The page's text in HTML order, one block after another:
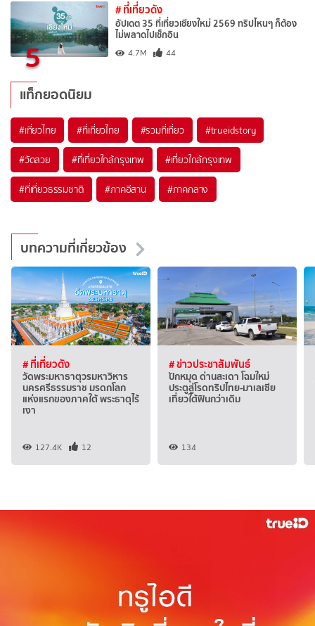
5
# ที่เที่ยวดัง
อัปเดต 35 ที่เที่ยวเชียงใหม่ 2569 ทริปไหนๆ ก็ต้อง
ไม่พลาดไปเช็กอิน
4.7M 44
แท็กยอดนิยม
#เที่ยวไทย #ที่เที่ยวไทย #รวมที่เที่ยว #trueidstory
#วัดสวย #ที่เที่ยวใกล้กรุงเทพ #เที่ยวใกล้กรุงเทพ
#ที่เที่ยวธรรมชาติ #ภาคอีสาน #ภาคกลาง
บทความที่เกี่ยวข้อง
# ที่เที่ยวดัง
วัดพระมหาธาตุวรมหาวิหาร
นครศรีธรรมราช มรดกโลก
แห่งแรกของภาคใต้ พระธาตุไร้
เงา
127.4K 12
# ข่าวประชาสัมพันธ์
ปักหมุด ด่านสะเดา โฉมใหม่
ประตูสู่โรดทริปไทย-มาเลเซีย
เที่ยวใต้ฟินกว่าเดิม
134